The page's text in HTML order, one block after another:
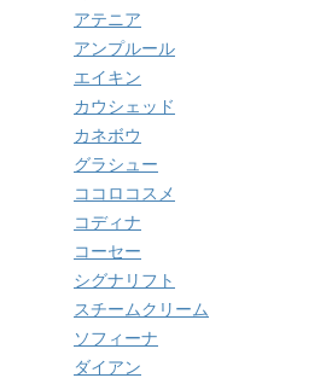
アテニア
アンプルール
エイキン
カウシェッド
カネボウ
グラシュー
ココロコスメ
コディナ
コーセー
シグナリフト
スチームクリーム
ソフィーナ
ダイアン